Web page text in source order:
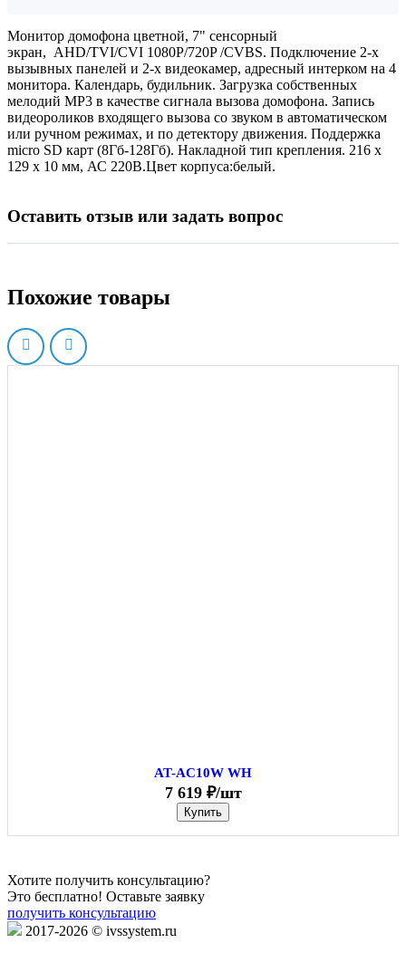
Монитор домофона цветной, 7" сенсорный
экран, AHD/TVI/CVI 1080P/720P /CVBS. Подключение 2-х
вызывных панелей и 2-х видеокамер, адресный интерком на 4
монитора. Календарь, будильник. Загрузка собственных
мелодий MP3 в качестве сигнала вызова домофона. Запись
видеороликов входящего вызова со звуком в автоматическом
или ручном режимах, и по детектору движения. Поддержка
micro SD карт (8Гб-128Гб). Накладной тип крепления. 216 х
129 х 10 мм, АС 220В.Цвет корпуса:белый.
Оставить отзыв или задать вопрос
Похожие товары
AT-AC10W WH
7 619 ₽/шт
Купить
Хотите получить консультацию?
Это бесплатно! Оставьте заявку
получить консультацию
2017-2026 © ivssystem.ru